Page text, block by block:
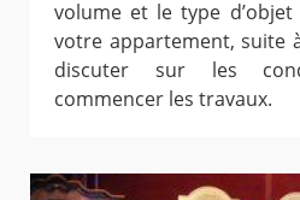
volume et le type
votre appartement, suite
discuter sur les
commencer les travaux.